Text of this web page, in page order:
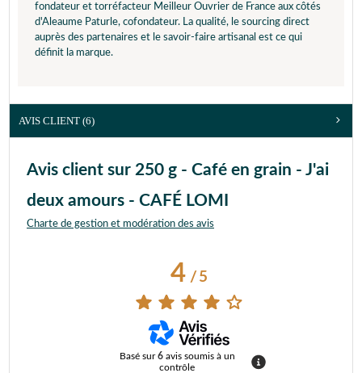
fondateur et torréfacteur Meilleur Ouvrier de France aux côtés
d'Aleaume Paturle, cofondateur. La qualité, le sourcing direct
auprès des partenaires et le savoir-faire artisanal est ce qui
définit la marque.
AVIS CLIENT (6)
Avis client sur 250 g - Café en grain - J'ai
deux amours - CAFÉ LOMI
Charte de gestion et modération des avis
4 / 5
Basé sur6 avis soumis à un
contrôle